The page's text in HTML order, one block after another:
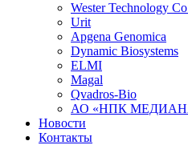
Wester Technology
Urit
Apgena Genomica
Dynamic Biosystems
ELMI
Magal
Qvadros-Bio
АО «НПК
Новости
Контакты